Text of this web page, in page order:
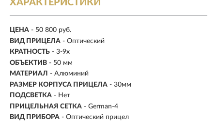
ХАРАКТЕРИСТИКИ
ЦЕНА - 50 800 руб.
ВИД ПРИЦЕЛА - Оптический
КРАТНОСТЬ - 3-9x
ОБЪЕКТИВ - 50 мм
МАТЕРИАЛ - Алюминий
РАЗМЕР КОРПУСА ПРИЦЕЛА - 30мм
ПОДСВЕТКА - Нет
ПРИЦЕЛЬНАЯ СЕТКА - German-4
ВИД ПРИБОРА - Оптический прицел